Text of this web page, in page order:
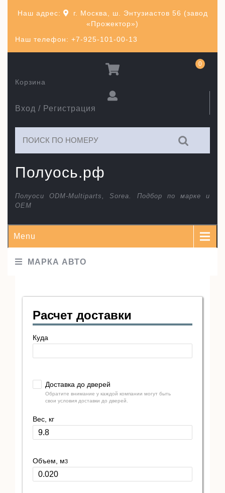
Наш телефон: +7-925-101-00-13
Наш адрес:
г. Москва, ш. Энтузиастов 56 (завод
«Прожектор»)
Полуось.рф
Полуоси ODM-Multiparts, Sorea. Подбор по марке и
ОЕМ
Вход / Регистрация
Корзина
0
Menu
МАРКА АВТО
Расчет доставки
Куда
Доставка до дверей
Обратите внимание у каждой компании могут быть
свои условия доставки до дверей.
Вес, кг
Объем, м3